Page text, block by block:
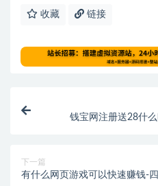
收藏 链接
钱宝网注册送28什
下一篇
有什么网页游戏可以快速赚钱-